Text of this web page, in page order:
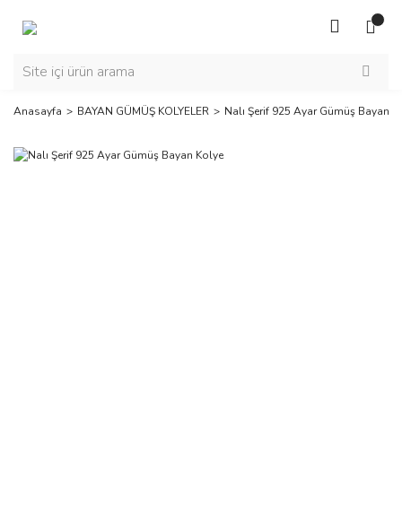
Anasayfa BAYAN GÜMÜŞ KOLYELER Nalı Şerif 925 Ayar Gümüş Bayan